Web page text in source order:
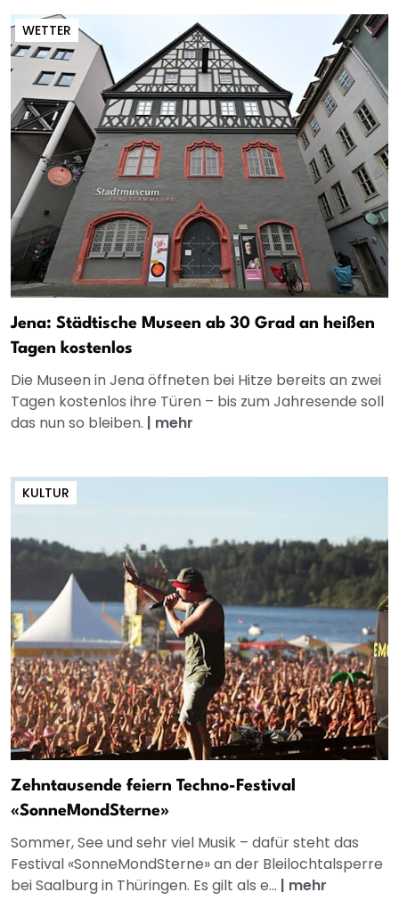
WETTER
Jena: Städtische Museen ab 30 Grad an heißen
Tagen kostenlos
Die Museen in Jena öffneten bei Hitze bereits an zwei
Tagen kostenlos ihre Türen – bis zum Jahresende soll
das nun so bleiben. | mehr
KULTUR
Zehntausende feiern Techno-Festival
«SonneMondSterne»
Sommer, See und sehr viel Musik – dafür steht das
Festival «SonneMondSterne» an der Bleilochtalsperre
bei Saalburg in Thüringen. Es gilt als e... | mehr